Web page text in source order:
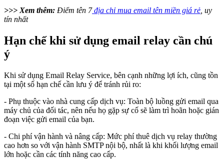
>>> Xem thêm: Điểm tên 7địa chỉ mua email tên miền giá rẻ , uy
tín nhất
Hạn chế khi sử dụng email relay cần chú
ý
Khi sử dụng Email Relay Service, bên cạnh những lợi ích, cũng tồn
tại một số hạn chế cần lưu ý để tránh rủi ro:
- Phụ thuộc vào nhà cung cấp dịch vụ: Toàn bộ luồng gửi email qua
máy chủ của đối tác, nên nếu họ gặp sự cố sẽ làm trì hoãn hoặc gián
đoạn việc gửi email của bạn.
- Chi phí vận hành và nâng cấp: Mức phí thuê dịch vụ relay thường
cao hơn so với vận hành SMTP nội bộ, nhất là khi khối lượng email
lớn hoặc cần các tính năng cao cấp.